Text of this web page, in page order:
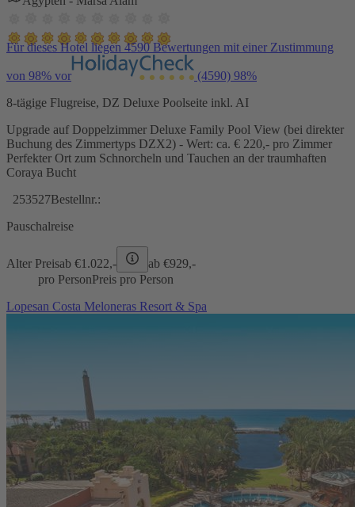
Für dieses Hotel liegen 4590 Bewertungen mit einer Zustimmung
von 98% vor (4590) 98%
8-tägige Flugreise, DZ Deluxe Poolseite inkl. AI
Upgrade auf Doppelzimmer Deluxe Family Pool View (bei direkter
Buchung des Zimmertyps DZX2) - Wert: ca. € 220,- pro Zimmer
Perfekter Ort zum Schnorcheln und Tauchen an der traumhaften
Coraya Bucht
253527Bestellnr.:
Pauschalreise
Alter Preisab €1.022,- ab €929,-
pro PersonPreis pro Person
Lopesan Costa Meloneras Resort & Spa